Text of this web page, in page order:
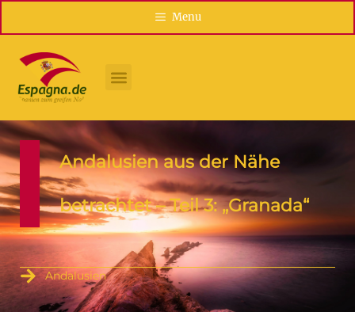
Menu
Andalusien aus der Nähe
betrachtet – Teil 3: „Granada“
Andalusien